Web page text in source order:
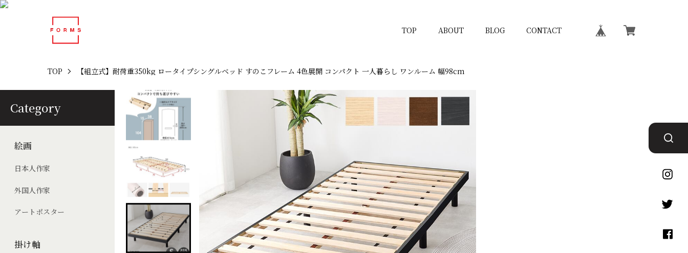
TOP ABOUT BLOG CONTACT
Category
絵画
日本人作家
外国人作家
アートポスター
掛け軸
TOP 【組立式】耐荷重350kg ロータイプシングルベッド すのこフレーム 4色展開 コンパクト 一人暮らし ワンルーム 幅98cm